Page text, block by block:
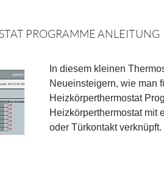
PROGRAMME ANLEITUNG
In diesem kleinen
Neueinsteigern, wie man
Heizkörperthermostat
Heizkörperthermostat mit
oder Türkontakt verknüpft.